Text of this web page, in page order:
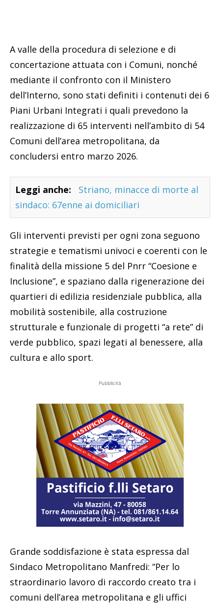
A valle della procedura di selezione e di
concertazione attuata con i Comuni, nonché
mediante il confronto con il Ministero
dell’Interno, sono stati definiti i contenuti dei 6
Piani Urbani Integrati i quali prevedono la
realizzazione di 65 interventi nell’ambito di 54
Comuni dell’area metropolitana, da
concludersi entro marzo 2026.
Leggi anche:
Striano, minacce di morte al
sindaco: 67enne ai domiciliari
Gli interventi previsti per ogni zona seguono
strategie e tematismi univoci e coerenti con le
finalità della missione 5 del Pnrr “Coesione e
Inclusione”, e spaziano dalla rigenerazione dei
quartieri di edilizia residenziale pubblica, alla
mobilità sostenibile, alla costruzione
strutturale e funzionale di progetti “a rete” di
verde pubblico, spazi legati al benessere, alla
cultura e allo sport.
Pubblicità
Grande soddisfazione è stata espressa dal
Sindaco Metropolitano Manfredi: “Per lo
straordinario lavoro di raccordo creato tra i
comuni dell’area metropolitana e gli uffici